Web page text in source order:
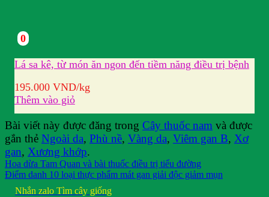
0
Lá sa kê, từ món ăn ngon đến tiềm năng điều trị bệnh
195.000 VND/kg
Thêm vào giỏ
Bài viết này được đăng trong Cây thuốc nam và được
gắn thẻ Ngoài da, Phù nề, Vàng da, Viêm gan B, Xơ
gan, Xương khớp.
Hoa dừa Tam Quan và bài thuốc điều trị tiểu đường
Điểm danh 10 loại thực phẩm mát gan giải độc giảm mụn
Nhắn zalo Tìm cây giống